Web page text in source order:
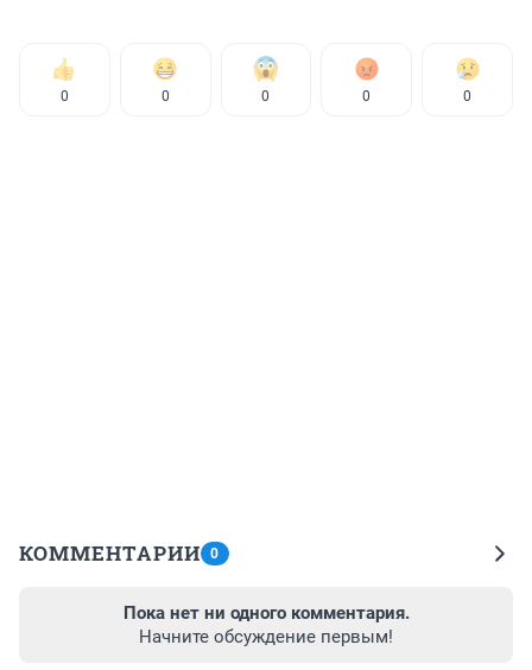
0 0 0 0 0
КОММЕНТАРИИ 0
Пока нет ни одного комментария.
Начните обсуждение первым!